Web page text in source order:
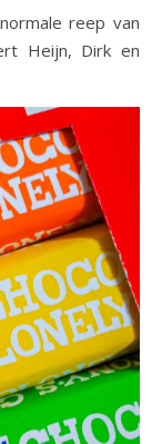
reep van
Heijn, Dirk en